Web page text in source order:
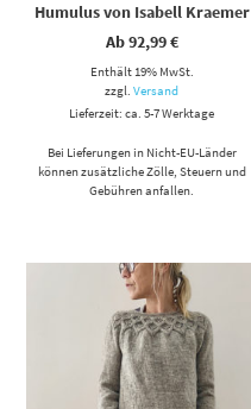
Humulus von Isabell Kraemer
Ab92,99€
Enthält 19% MwSt.
zzgl.Versand
Lieferzeit: ca. 5-7 Werktage
Bei Lieferungen in Nicht-EU-Länder
können zusätzliche Zölle, Steuern und
Gebühren anfallen.
Dieses Produkt weist mehrere Varianten auf. Die Optionen können auf der Produktseite gewählt werden